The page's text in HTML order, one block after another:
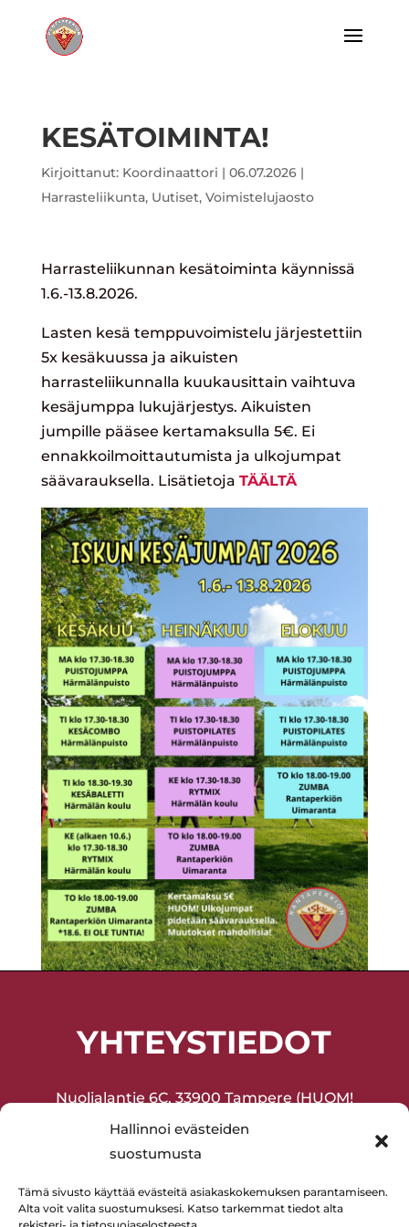
Hallinnoi evästeiden
suostumusta
Tämä sivusto käyttää evästeitä asiakaskokemuksen parantamiseen.
Alta voit valita suostumuksesi. Katso tarkemmat tiedot alta
KESÄTOIMINTA!
Kirjoittanut: Koordinaattori | 06.07.2026|
Harrasteliikunta, Uutiset, Voimistelujaosto
Harrasteliikunnan kesätoiminta käynnissä
1.6.-13.8.2026.
Lasten kesä temppuvoimistelu järjestettiin
5x kesäkuussa ja aikuisten
harrasteliikunnalla kuukausittain vaihtuva
kesäjumppa lukujärjestys. Aikuisten
jumpille pääsee kertamaksulla 5€. Ei
ennakkoilmoittautumista ja ulkojumpat
säävarauksella. Lisätietoja TÄÄLTÄ
YHTEYSTIEDOT
Nuolialantie 6C, 33900 Tampere (HUOM!
Sisäänkäynti sisäpihan puolelta!)
Joukkuevoimistelu ja harrasteliikunta
(lapset ja aikuiset) 045-2075377